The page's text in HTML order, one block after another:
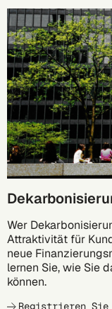
17.09.
Wer
Attraktivität für
neue
lernen Sie, wie Sie
können.